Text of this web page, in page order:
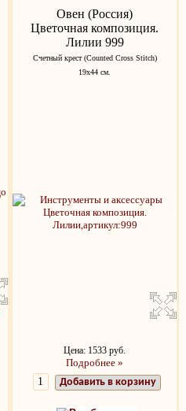
Овен (Россия)
Цветочная композиция.
Лилии 999
Счетный крест (Counted Cross Stitch)
19х44 см.
Цена: 1533 руб.
Подробнее »
Добавить в корзину